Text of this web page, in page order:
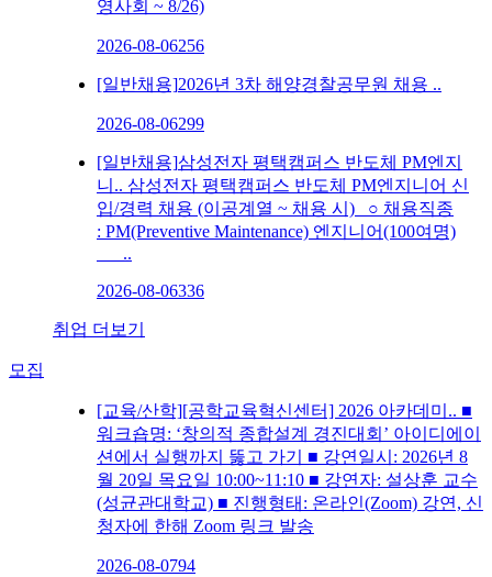
영사회 ~ 8/26)
2026-08-06256
[일반채용]2026년 3차 해양경찰공무원 채용 ..
2026-08-06299
[일반채용]삼성전자 평택캠퍼스 반도체 PM엔지
니.. 삼성전자 평택캠퍼스 반도체 PM엔지니어 신
입/경력 채용 (이공계열 ~ 채용 시) ○ 채용직종
: PM(Preventive Maintenance) 엔지니어(100여명)
..
2026-08-06336
취업 더보기
모집
[교육/산학][공학교육혁신센터] 2026 아카데미.. ■
워크숍명: ‘창의적 종합설계 경진대회’ 아이디에이
션에서 실행까지 뚫고 가기 ■ 강연일시: 2026년 8
월 20일 목요일 10:00~11:10 ■ 강연자: 설상훈 교수
(성균관대학교) ■ 진행형태: 온라인(Zoom) 강연, 신
청자에 한해 Zoom 링크 발송
2026-08-0794